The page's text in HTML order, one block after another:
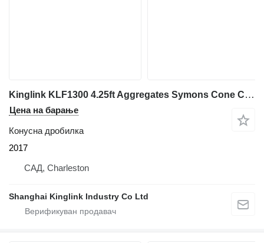
Kinglink KLF1300 4.25ft Aggregates Symons Cone Crusher
Цена на барање
Конусна дробилка
2017
САД, Charleston
Shanghai Kinglink Industry Co Ltd